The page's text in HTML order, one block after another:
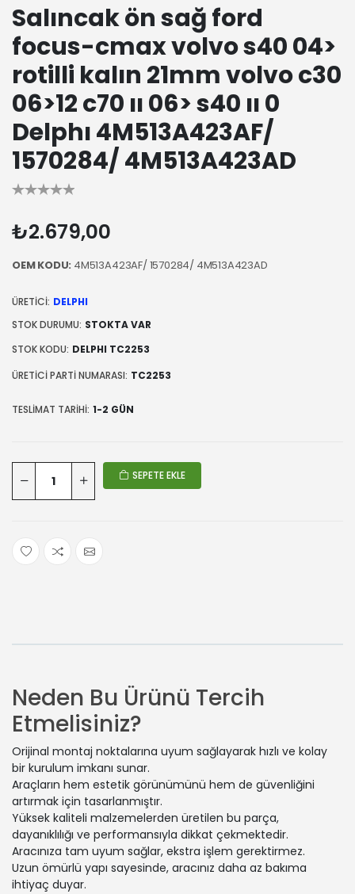
Salıncak ön sağ ford
focus-cmax volvo s40 04>
rotilli kalın 21mm volvo c30
06>12 c70 ıı 06> s40 ıı 0
Delphı 4M513A423AF/
1570284/ 4M513A423AD
₺2.679,00
OEM KODU: 4M513A423AF/ 1570284/ 4M513A423AD
ÜRETICI: DELPHI
STOK DURUMU: STOKTA VAR
STOK KODU: DELPHI TC2253
ÜRETICI PARTI NUMARASI: TC2253
TESLIMAT TARIHI: 1-2 GÜN
SEPETE EKLE
Neden Bu Ürünü Tercih
Etmelisiniz?
Orijinal montaj noktalarına uyum sağlayarak hızlı ve kolay
bir kurulum imkanı sunar.
Araçların hem estetik görünümünü hem de güvenliğini
artırmak için tasarlanmıştır.
Yüksek kaliteli malzemelerden üretilen bu parça,
dayanıklılığı ve performansıyla dikkat çekmektedir.
Aracınıza tam uyum sağlar, ekstra işlem gerektirmez.
Uzun ömürlü yapı sayesinde, aracınız daha az bakıma
ihtiyaç duyar.